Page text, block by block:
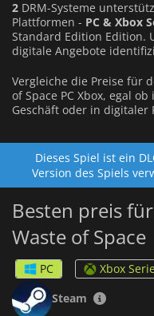
2 DRM-Systeme
Plattformen - PC & Xbox
Standard Edition Edition.
digitale Angebote
Vergleiche die Preise für
of Space PC Xbox, egal
Geschäft oder in digitaler
Dieses Spiel ist ein
Version des Spiels
Besten preis
Waste of Space
PC
Xbox
Steam